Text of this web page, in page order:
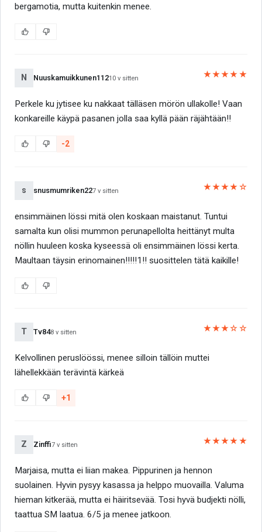
bergamotia, mutta kuitenkin menee.
N Nuuskamuikkunen11210 v sitten ★★★★★
Perkele ku jytisee ku nakkaat tälläsen mörön ullakolle! Vaan
konkareille käypä pasanen jolla saa kyllä pään räjähtään!!
-2
s snusmumriken227 v sitten ★★★★☆
ensimmäinen lössi mitä olen koskaan maistanut. Tuntui
samalta kun olisi mummon perunapellolta heittänyt multa
nöllin huuleen koska kyseessä oli ensimmäinen lössi kerta.
Maultaan täysin erinomainen!!!!!1!! suosittelen tätä kaikille!
T Tv848 v sitten ★★★☆☆
Kelvollinen peruslöössi, menee silloin tällöin muttei
lähellekkään terävintä kärkeä
+1
Z Zinffi7 v sitten ★★★★★
Marjaisa, mutta ei liian makea. Pippurinen ja hennon
suolainen. Hyvin pysyy kasassa ja helppo muovailla. Valuma
hieman kitkerää, mutta ei häiritsevää. Tosi hyvä budjekti nölli,
taattua SM laatua. 6/5 ja menee jatkoon.